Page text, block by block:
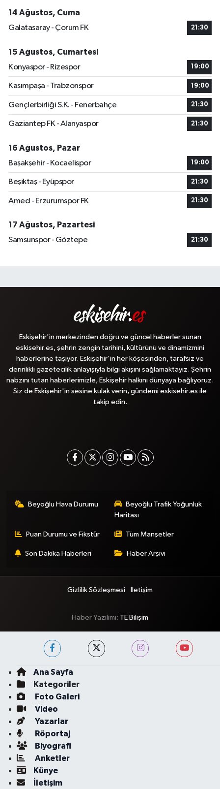
14 Ağustos, Cuma
Galatasaray - Çorum FK
21:30
15 Ağustos, Cumartesi
Konyaspor - Rizespor
19:00
Kasımpaşa - Trabzonspor 19:00
Gençlerbirliği S.K. - Fenerbahçe 21:30
Gaziantep FK - Alanyaspor 21:30
16 Ağustos, Pazar
Başakşehir - Kocaelispor
19:00
Beşiktaş - Eyüpspor 21:30
Amed - Erzurumspor FK 21:30
17 Ağustos, Pazartesi
Samsunspor - Göztepe
21:30
Eskişehir'in merkezinden doğru ve güncel haberler sunan
eskisehir.es, şehrin zengin tarihini, kültürünü ve dinamizmini
haberlerine taşıyor. Eskişehir'in her köşesinden, tarafsız ve
derinlikli gazetecilik anlayışıyla bilgi akışını sağlamaktayız. Şehrin
nabzını tutan haberlerimizle, Eskişehir halkını dünyaya bağlıyoruz.
Siz de Eskişehir'in sesine kulak verin, gündemi eskisehir.es ile
takip edin.
Beyoğlu Hava Durumu
Beyoğlu Trafik Yoğunluk
Haritası
Puan Durumu ve Fikstür Tüm Manşetler
Son Dakika Haberleri Haber Arşivi
Gizlilik Sözleşmesi İletişim
Haber Yazılımı: TE Bilişim
Ana Sayfa
Kategoriler
Foto Galeri
Video
Yazarlar
Röportaj
Biyografi
Anketler
Künye
İletişim